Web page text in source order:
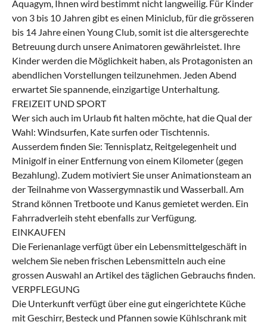
Aquagym, Ihnen wird bestimmt nicht langweilig. Für Kinder
von 3 bis 10 Jahren gibt es einen Miniclub, für die grösseren
bis 14 Jahre einen Young Club, somit ist die altersgerechte
Betreuung durch unsere Animatoren gewährleistet. Ihre
Kinder werden die Möglichkeit haben, als Protagonisten an
abendlichen Vorstellungen teilzunehmen. Jeden Abend
erwartet Sie spannende, einzigartige Unterhaltung.
FREIZEIT UND SPORT
Wer sich auch im Urlaub fit halten möchte, hat die Qual der
Wahl: Windsurfen, Kate surfen oder Tischtennis.
Ausserdem finden Sie: Tennisplatz, Reitgelegenheit und
Minigolf in einer Entfernung von einem Kilometer (gegen
Bezahlung). Zudem motiviert Sie unser Animationsteam an
der Teilnahme von Wassergymnastik und Wasserball. Am
Strand können Tretboote und Kanus gemietet werden. Ein
Fahrradverleih steht ebenfalls zur Verfügung.
EINKAUFEN
Die Ferienanlage verfügt über ein Lebensmittelgeschäft in
welchem Sie neben frischen Lebensmitteln auch eine
grossen Auswahl an Artikel des täglichen Gebrauchs finden.
VERPFLEGUNG
Die Unterkunft verfügt über eine gut eingerichtete Küche
mit Geschirr, Besteck und Pfannen sowie Kühlschrank mit